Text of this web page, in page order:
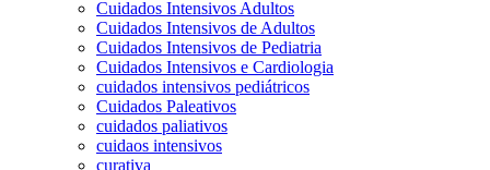
Cuidados Intensivos Adultos
Cuidados Intensivos de Adultos
Cuidados Intensivos de Pediatria
Cuidados Intensivos e Cardiologia
cuidados intensivos pediátricos
Cuidados Paleativos
cuidados paliativos
cuidaos intensivos
curativa